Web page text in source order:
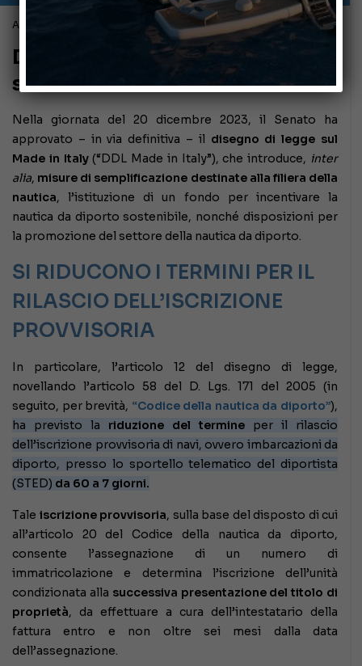
Aprile 6, 2024
Ddl Made in Italy: le novità nel
settore della nautica
Nella giornata del 20 dicembre 2023, il Senato ha
approvato – in via definitiva – il disegno di legge sul
Made in Italy(“DDL Made in Italy”), che introduce, inter
alia, misure di semplificazione destinate alla filiera della
nautica, l’istituzione di un fondo per incentivare la
nautica da diporto sostenibile, nonché disposizioni per
la promozione del settore della nautica da diporto.
SI RIDUCONO I TERMINI PER IL
RILASCIO DELL’ISCRIZIONE
PROVVISORIA
In particolare, l’articolo 12 del disegno di legge,
novellando l’articolo 58 del D. Lgs. 171 del 2005 (in
seguito, per brevità, “Codice della nautica da diporto”),
ha previsto la riduzione del termine per il rilascio
dell’iscrizione provvisoria di navi, ovvero imbarcazioni da
diporto, presso lo sportello telematico del diportista
(STED) da 60 a 7 giorni.
Tale iscrizione provvisoria, sulla base del disposto di cui
all’articolo 20 del Codice della nautica da diporto,
consente l’assegnazione di un numero di
immatricolazione e determina l’iscrizione dell’unità
condizionata alla successiva presentazione del titolo di
proprietà, da effettuare a cura dell’intestatario della
fattura entro e non oltre sei mesi dalla data
dell’assegnazione.